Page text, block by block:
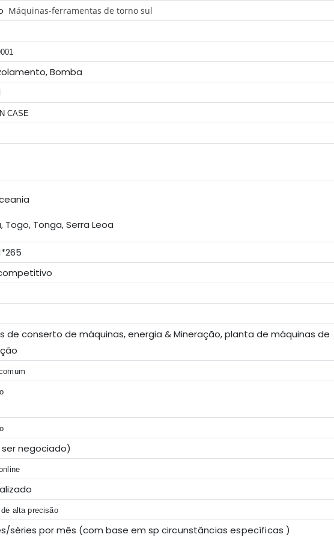
Máquinas-ferramentas de torno sul
Bomba
CASE
Togo, Tonga, Serra Leoa
de conserto de máquinas, energia & Mineração, planta de máquinas de
ser negociado)
de alta precisão
séries por mês (com base em sp circunstâncias específicas)